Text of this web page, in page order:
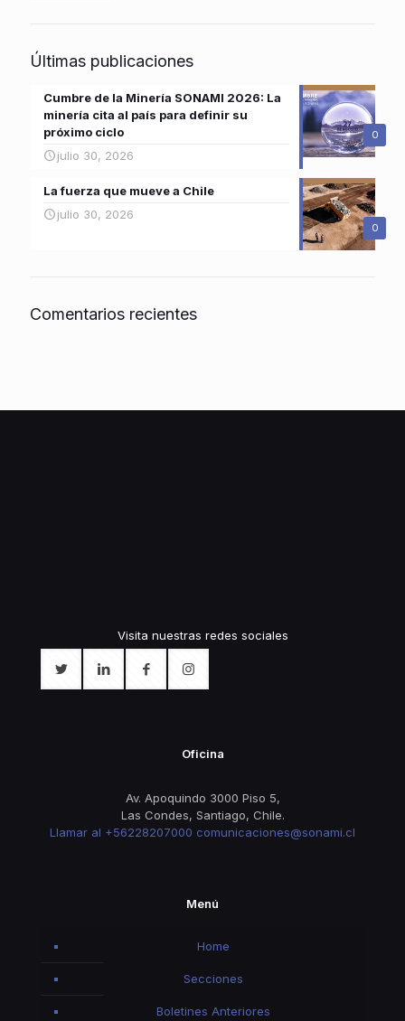
Últimas publicaciones
0
Cumbre de la Minería SONAMI 2026: La
minería cita al país para definir su
próximo ciclo
julio 30, 2026
0
La fuerza que mueve a Chile
julio 30, 2026
Comentarios recientes
Visita nuestras redes sociales
Oficina
Av. Apoquindo 3000 Piso 5,
Las Condes, Santiago, Chile.
Llamar al +56228207000 comunicaciones@sonami.cl
Menú
Home
Secciones
Boletines Anteriores